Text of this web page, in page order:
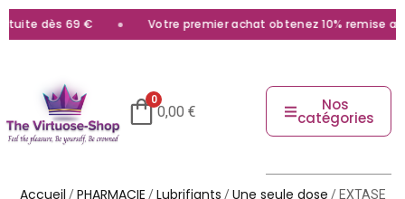
dès 69 € Votre premier achat obtenez 10% remise avec
0
0,00 € Nos
catégories
Accueil /PHARMACIE /Lubrifiants /Une seule dose / EXTASE